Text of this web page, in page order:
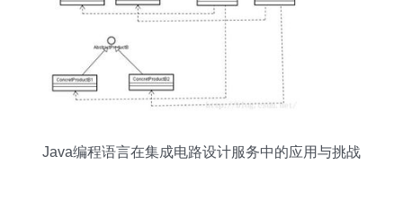
Java编程语言在集成电路设计服务中的应用与挑战